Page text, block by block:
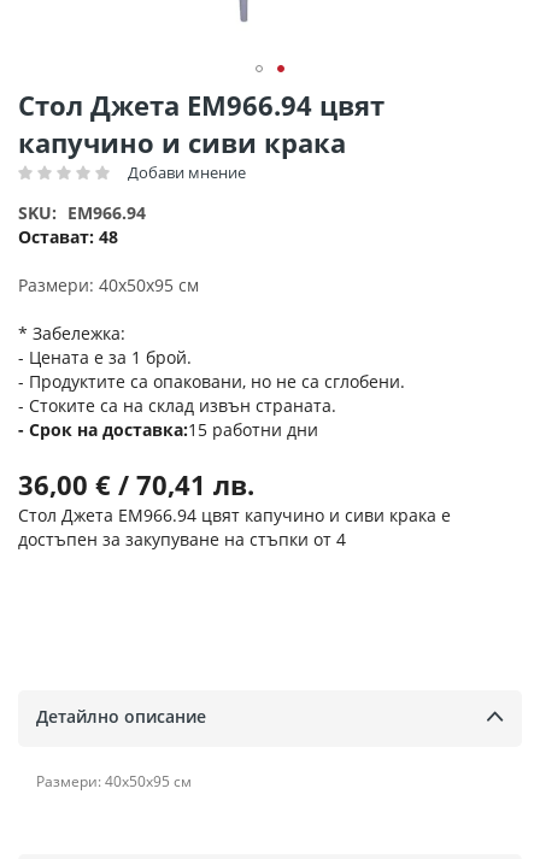
Стол Джета ΕΜ966.94 цвят
капучино и сиви крака
Рейтинг: Добави мнение
Остават: 48
SKU EM966.94
Размери: 40х50х95 см
* Забележка:
- Цената е за 1 брой.
- Продуктите са опаковани, но не са сглобени.
- Стоките са на склад извън страната.
Срок на доставка 15 работни дни
36,00 € / 70,41 лв.
Стол Джета ΕΜ966.94 цвят капучино и сиви крака е
достъпен за закупуване на стъпки от 4
Преминете
към
началото
на
със
снимки
Детайлно описание
Размери: 40х50х95 см